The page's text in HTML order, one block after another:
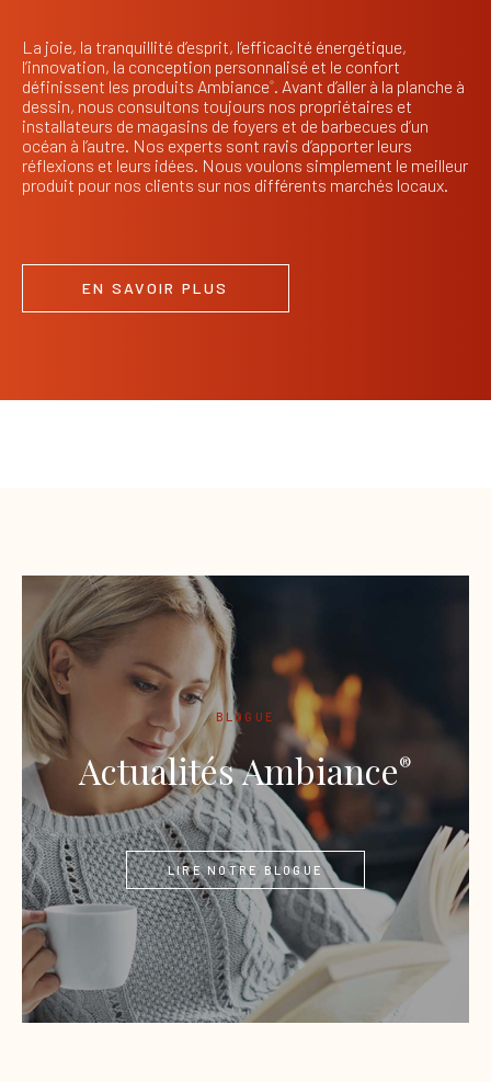
La joie, la tranquillité d’esprit, l’efficacité énergétique,
l’innovation, la conception personnalisé et le confort
définissent les produits Ambiance®. Avant d’aller à la planche à
dessin, nous consultons toujours nos propriétaires et
installateurs de magasins de foyers et de barbecues d’un
océan à l’autre. Nos experts sont ravis d’apporter leurs
réflexions et leurs idées. Nous voulons simplement le meilleur
produit pour nos clients sur nos différents marchés locaux.
EN SAVOIR PLUS
BLOGUE
Actualités Ambiance®
LIRE NOTRE BLOGUE